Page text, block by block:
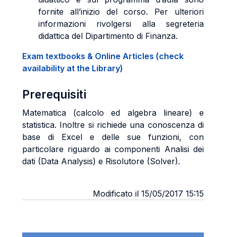
fornite all’inizio del corso. Per ulteriori
informazioni rivolgersi alla segreteria
didattica del Dipartimento di Finanza.
Exam textbooks & Online Articles (check
availability at the Library)
Prerequisiti
Matematica (calcolo ed algebra lineare) e
statistica. Inoltre si richiede una conoscenza di
base di Excel e delle sue funzioni, con
particolare riguardo ai componenti Analisi dei
dati (Data Analysis) e Risolutore (Solver).
Modificato il 15/05/2017 15:15